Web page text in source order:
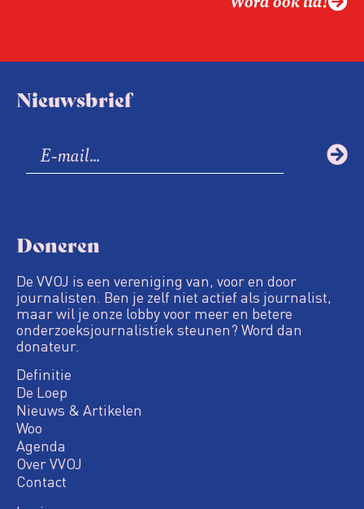
Nieuwsbrief
Doneren
De VVOJ is een vereniging van, voor en door
journalisten. Ben je zelf niet actief als journalist,
maar wil je onze lobby voor meer en betere
onderzoeksjournalistiek steunen? Word dan
donateur.
Definitie
De Loep
Nieuws & Artikelen
Woo
Agenda
Over VVOJ
Contact